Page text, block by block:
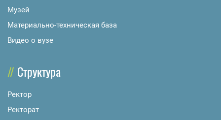
Музей
Материально-техническая база
Видео о вузе
Структура
Ректор
Ректорат